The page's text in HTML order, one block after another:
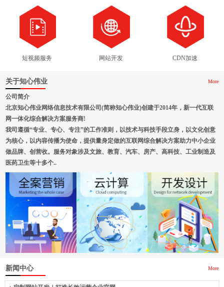
短视频服务 网站开发 CDN加速
关于知心伟业 More
公司简介
北京知心伟业网络信息技术有限公司(简称知心伟业)创建于2014年，新一代互联
网一体化综合解决方案服务商!
我司遵循“专业、专心、专注”的工作准则，以技术与科技手段立身，以文化创意
为核心，以内容传播为使命，提供量身定做的互联网综合解决方案助力中小企业
做品牌、创营收。服务对象涉及文旅、教育、汽车、房产、高科技、工业制造及
医药卫生等十多个..
新闻中心 More